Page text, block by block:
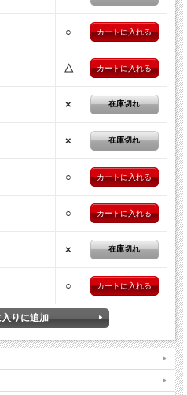
○
△
× 在庫切れ
× 在庫切れ
○
○
× 在庫切れ
○